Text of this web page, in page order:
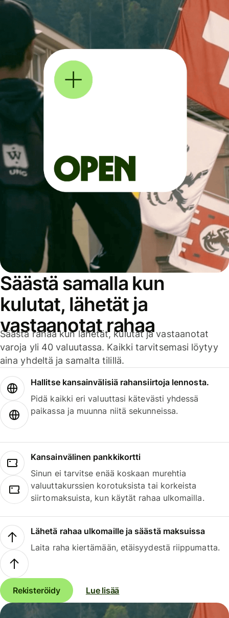
Säästä samalla kun
kulutat, lähetät ja
vastaanotat rahaa
Säästä rahaa kun lähetät, kulutat ja vastaanotat
varoja yli 40 valuutassa. Kaikki tarvitsemasi löytyy
aina yhdeltä ja samalta tilillä.
Hallitse kansainvälisiä rahansiirtoja lennosta.
Pidä kaikki eri valuuttasi kätevästi yhdessä
paikassa ja muunna niitä sekunneissa.
Kansainvälinen pankkikortti
Sinun ei tarvitse enää koskaan murehtia
valuuttakurssien korotuksista tai korkeista
siirtomaksuista, kun käytät rahaa ulkomailla.
Lähetä rahaa ulkomaille ja säästä maksuissa
Laita raha kiertämään, etäisyydestä riippumatta.
Rekisteröidy Lue lisää